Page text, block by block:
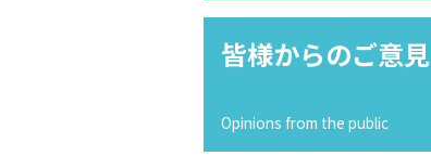
皆様からのご意見
Opinions from the public